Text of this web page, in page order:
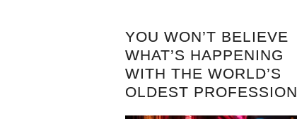
YOU WON’T BELIEVE
WHAT’S HAPPENING
WITH THE WORLD’S
OLDEST PROFESSION